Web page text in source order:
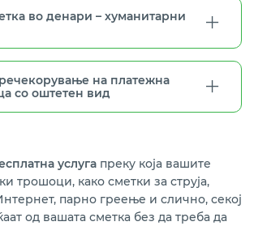
во денари – хуманитарни
на платежна
со оштетен вид
услуга преку која вашите
трошоци, како сметки за струја,
парно греење и слично, секој
од вашата сметка без да треба да